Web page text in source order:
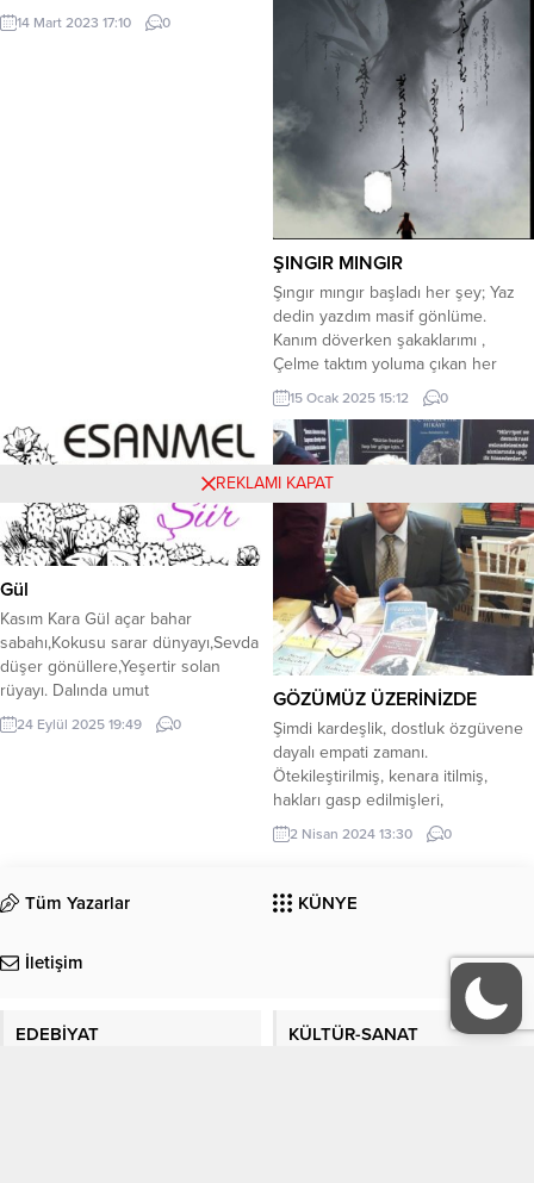
KARANLIK MUM ALEVINDE
SÖNDÜ UMUTLARIM
14 Mart 2023 17:10 0
ŞINGIR MINGIR
Şıngır mıngır başladı her şey; Yaz
dedin yazdım masif gönlüme.
Kanım döverken şakaklarımı ,
Çelme taktım yoluma çıkan her
akrebe, Çiyanlara cıngar çıkardım
alelusül, En son dikende bıraktım
hıncımı. Kaçıştı sağa sola Bengal
kedileri. Şu kayık mı daha kayıktı
yoksa içim mi? Zabıt tuttum keçe bir
kalemle. Bir içim suydun...
15 Ocak 2025 15:12 0
Gül
Kasım Kara Gül açar bahar
sabahı,Kokusu sarar dünyayı,Sevda
düşer gönüllere,Yeşertir solan
rüyayı. Dalında umut
yeşerir,Yaprağında gizli sır,Her
dikeninde bir acı,Her yaprağında
24 Eylül 2025 19:49 0
GÖZÜMÜZ ÜZERİNİZDE
Şimdi kardeşlik, dostluk özgüvene
dayalı empati zamanı.
Ötekileştirilmiş, kenara itilmiş,
hakları gasp edilmişleri,
içselleştirme zamanı. Millet olarak
ulus devlet olabilme bilincine sahip
bütünüyle yerel idarelerde
kardeşliği, barışı ve huzuru
adalet, milli eğitim, gençlik,
sorunlarını geciktirmeden çözüme
kavuşturma zamanı. Mülteci
göçüne, dışarıya...
2 Nisan 2024 13:30 0
Tüm Yazarlar KÜNYE
İletişim
EDEBİYAT KÜLTÜR-SANAT
REKLAMI KAPAT